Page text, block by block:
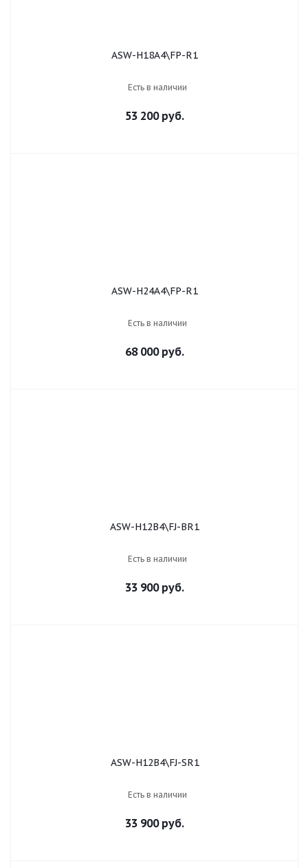
ASW-H18A4\FP-R1
Есть в наличии
53 200 руб.
ASW-H24A4\FP-R1
Есть в наличии
68 000 руб.
ASW-H12B4\FJ-BR1
Есть в наличии
33 900 руб.
ASW-H12B4\FJ-SR1
Есть в наличии
33 900 руб.